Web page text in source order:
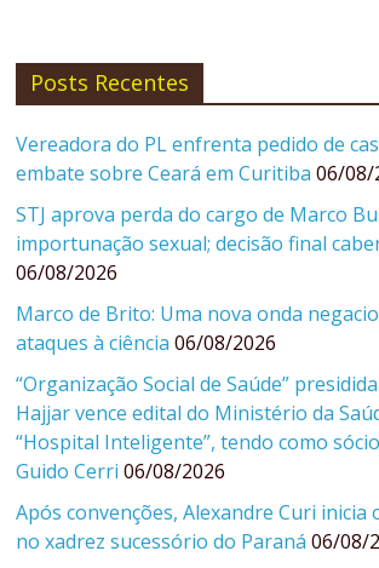
Posts Recentes
Vereadora do PL enfrenta pedido de
embate sobre Ceará em Curitiba 06/08/
STJ aprova perda do cargo de Marco
importunação sexual; decisão final
06/08/2026
Marco de Brito: Uma nova onda
ataques à ciência 06/08/2026
“Organização Social de Saúde”
Hajjar vence edital do Ministério da
“Hospital Inteligente”, tendo como
Guido Cerri 06/08/2026
Após convenções, Alexandre Curi inicia
no xadrez sucessório do Paraná 06/08/